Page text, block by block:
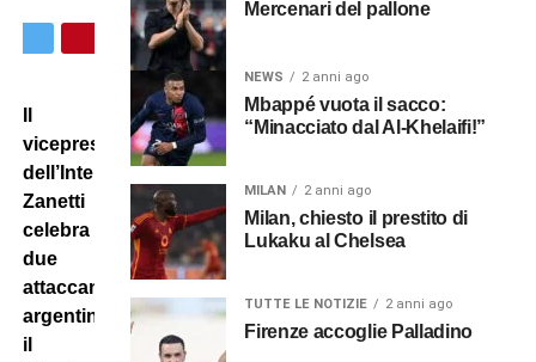
vicepresidente
dell’Inter
Zanetti
celebra
due
attaccanti
argentini:
il
Mercenari del pallone
NEWS 2 anni ago
Mbappé vuota il sacco:
“Minacciato dal Al-Khelaifi!”
MILAN 2 anni ago
Milan, chiesto il prestito di
Lukaku al Chelsea
TUTTE LE NOTIZIE 2 anni ago
Firenze accoglie Palladino